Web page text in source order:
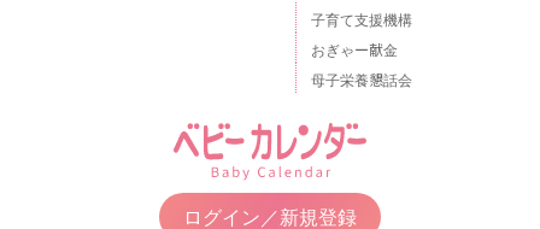
子育て支援機構
おぎゃー献金
母子栄養懇話会
ログイン／新規登録